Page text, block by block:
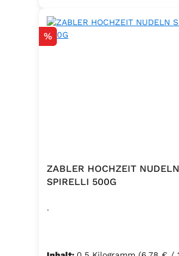
bewusste Ernährung und
unkomplizierte Würzung in
Rabatt
%
ZABLER HOCHZEIT NUDELN
SPIRELLI 500G
.